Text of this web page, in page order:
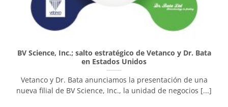
BV Science, Inc.; salto estratégico de Vetanco y Dr. Bata
en Estados Unidos
Vetanco y Dr. Bata anunciamos la presentación de una
nueva filial de BV Science, Inc., la unidad de negocios [...]